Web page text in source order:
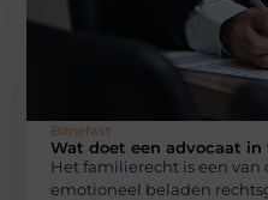
Bonefast
Wat doet een advocaat
Het familierecht is een van
emotioneel beladen